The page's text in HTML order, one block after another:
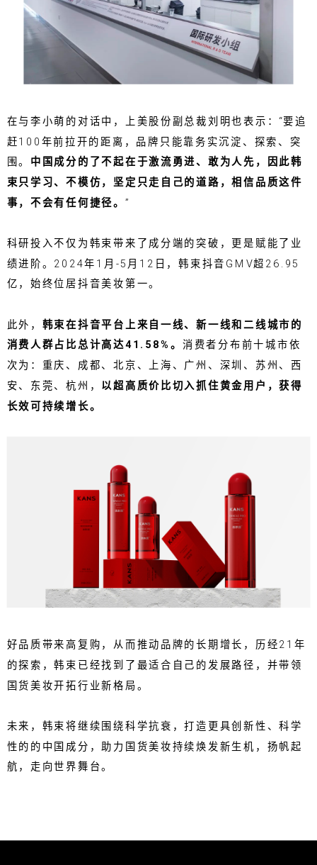
在与李小萌的对话中，上美股份副总裁刘明也表示：“要追
赶100年前拉开的距离，品牌只能靠务实沉淀、探索、突
围。 中国成分的了不起在于激流勇进、敢为人先，因此韩
束只学习、不模仿，坚定只走自己的道路，相信品质这件
事，不会有任何捷径。 ”
科研投入不仅为韩束带来了成分端的突破，更是赋能了业
绩进阶。2024年1月-5月12日，韩束抖音GMV超26.95
亿，始终位居抖音美妆第一。
此外， 韩束在抖音平台上来自一线、新一线和二线城市的
消费人群占比总计高达41.58%。消费者分布前十城市依
次为：重庆、成都、北京、上海、广州、深圳、苏州、西
安、东莞、杭州， 以超高质价比切入抓住黄金用户，获得
长效可持续增长。
好品质带来高复购，从而推动品牌的长期增长，历经21年
的探索，韩束已经找到了最适合自己的发展路径，并带领
国货美妆开拓行业新格局。
未来，韩束将继续围绕科学抗衰，打造更具创新性、科学
性的的中国成分，助力国货美妆持续焕发新生机，扬帆起
航，走向世界舞台。